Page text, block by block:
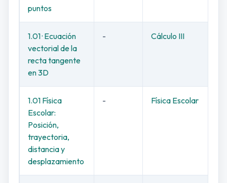
puntos
1.01 · Ecuación
vectorial de la
recta tangente
en 3D
- Cálculo III
1.01 Física
Escolar:
Posición,
trayectoria,
distancia y
desplazamiento
- Física Escolar